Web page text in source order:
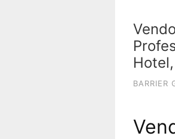
BARRIER